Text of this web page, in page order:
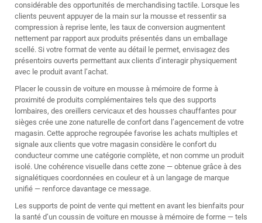
considérable des opportunités de merchandising tactile. Lorsque les
clients peuvent appuyer de la main sur la mousse et ressentir sa
compression à reprise lente, les taux de conversion augmentent
nettement par rapport aux produits présentés dans un emballage
scellé. Si votre format de vente au détail le permet, envisagez des
présentoirs ouverts permettant aux clients d’interagir physiquement
avec le produit avant l’achat.
Placer le coussin de voiture en mousse à mémoire de forme à
proximité de produits complémentaires tels que des supports
lombaires, des oreillers cervicaux et des housses chauffantes pour
sièges crée une zone naturelle de confort dans l’agencement de votre
magasin. Cette approche regroupée favorise les achats multiples et
signale aux clients que votre magasin considère le confort du
conducteur comme une catégorie complète, et non comme un produit
isolé. Une cohérence visuelle dans cette zone — obtenue grâce à des
signalétiques coordonnées en couleur et à un langage de marque
unifié — renforce davantage ce message.
Les supports de point de vente qui mettent en avant les bienfaits pour
la santé d’un coussin de voiture en mousse à mémoire de forme — tels